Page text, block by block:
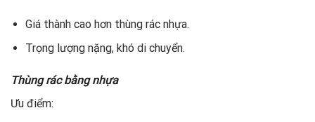
Giá thành cao hơn thùng rác nhựa.
Trọng lượng nặng, khó di chuyển.
Thùng rác bằng nhựa
Ưu điểm: